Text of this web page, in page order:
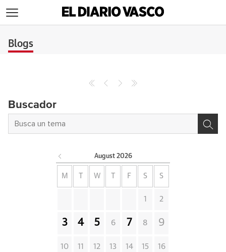
Blogs
Buscador
August 2026
M W F S S
1 2
3 4 5 6 7 8 9
10 11 12 13 14 15 16